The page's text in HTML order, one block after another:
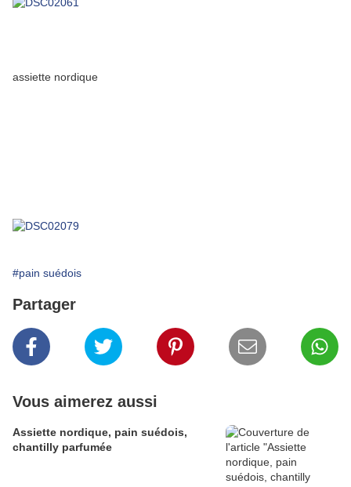
assiette nordique
#pain suédois
Partager
Vous aimerez aussi
Assiette nordique, pain suédois,
chantilly parfumée